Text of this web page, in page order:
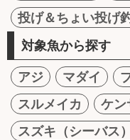
投げ＆ちょい投げ
対象魚から探す
アジ マダイ
スルメイカ
ケン
スズキ（シーバス）